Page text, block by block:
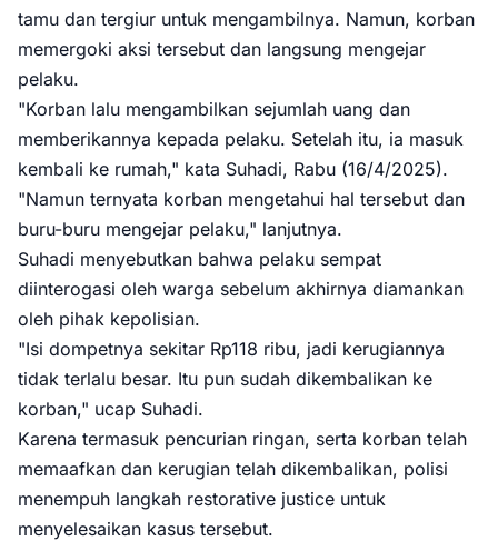
tamu dan tergiur untuk mengambilnya. Namun, korban
memergoki aksi tersebut dan langsung mengejar
pelaku.
"Korban lalu mengambilkan sejumlah uang dan
memberikannya kepada pelaku. Setelah itu, ia masuk
kembali ke rumah," kata Suhadi, Rabu (16/4/2025).
"Namun ternyata korban mengetahui hal tersebut dan
buru-buru mengejar pelaku," lanjutnya.
Suhadi menyebutkan bahwa pelaku sempat
diinterogasi oleh warga sebelum akhirnya diamankan
oleh pihak kepolisian.
"Isi dompetnya sekitar Rp118 ribu, jadi kerugiannya
tidak terlalu besar. Itu pun sudah dikembalikan ke
korban," ucap Suhadi.
Karena termasuk pencurian ringan, serta korban telah
memaafkan dan kerugian telah dikembalikan, polisi
menempuh langkah restorative justice untuk
menyelesaikan kasus tersebut.